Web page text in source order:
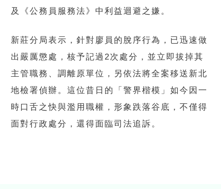
及《公務員服務法》中利益迴避之嫌。
新莊分局表示，針對廖員的脫序行為，已迅速做
出嚴厲懲處，核予記過2次處分，並立即拔掉其
主管職務、調離原單位，另依法將全案移送新北
地檢署偵辦。這位昔日的「警界楷模」如今因一
時口舌之快與濫用職權，形象跌落谷底，不僅得
面對行政處分，還得面臨司法追訴。